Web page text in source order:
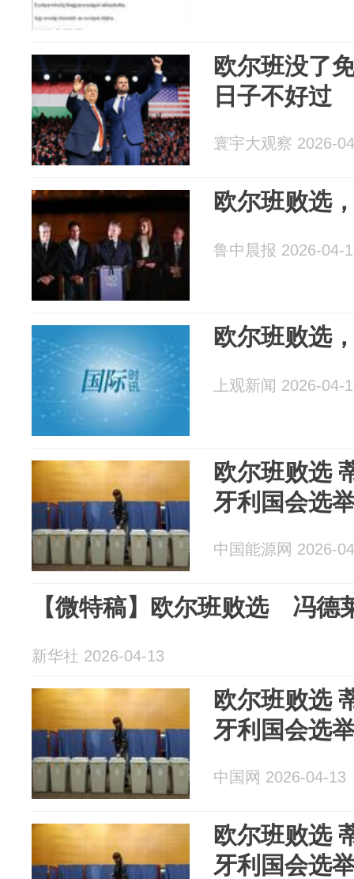
欧尔班没了
日子不好过
寰宇大观察 2026-
欧尔班败选
鲁中晨报 2026-04-
欧尔班败选
上观新闻 2026-04-
欧尔班败选
牙利国会选
中国能源网 2026-
【微特稿】欧尔班败选 冯德
新华社 2026-04-13
欧尔班败选
牙利国会选
中国网 2026-04-13
欧尔班败选
牙利国会选